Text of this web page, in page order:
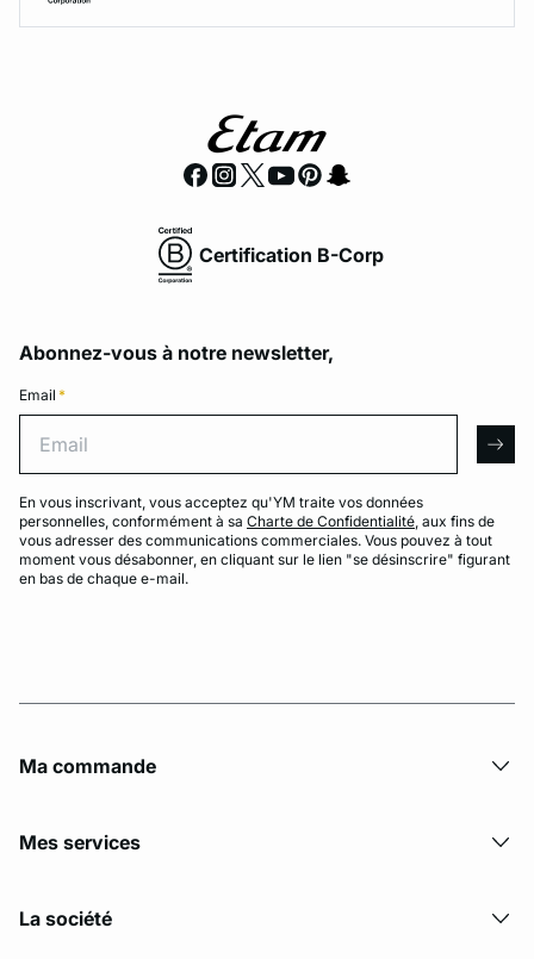
Certification B-Corp
Abonnez-vous à notre newsletter,
Email *
En vous inscrivant, vous acceptez qu'YM traite vos données
personnelles, conformément à sa Charte de Confidentialité, aux fins de
vous adresser des communications commerciales. Vous pouvez à tout
moment vous désabonner, en cliquant sur le lien "se désinscrire" figurant
en bas de chaque e-mail.
Ma commande
Mes services
La société